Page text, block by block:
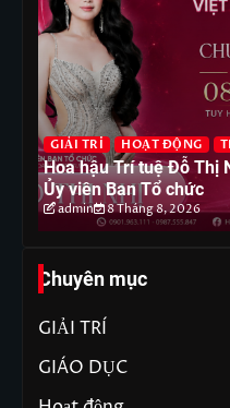
GIẢI TRÍ HOẠT ĐỘNG
Hoa hậu Trí tuệ Đỗ Thị
Ủy viên Ban Tổ chức
admin 8 Tháng 8, 2026
Chuyên mục
GIẢI TRÍ
GIÁO DỤC